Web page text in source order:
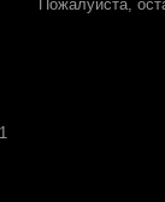
Пожалуйста,